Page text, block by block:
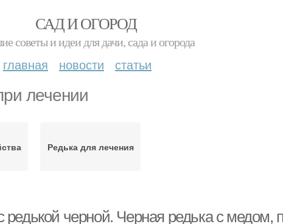
САД И ОГОРОД
советы и идеи для дачи, сада и огорода
главная новости статьи
лечении
Редька для лечения
редькой черной. Черная редька с медом,